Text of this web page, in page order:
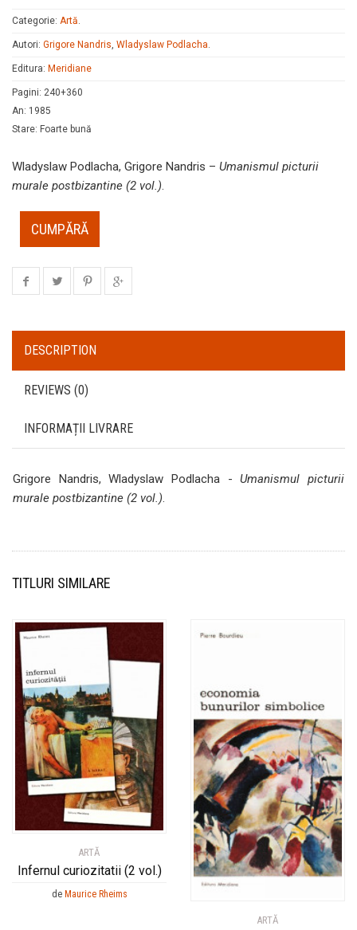
Categorie: Artă.
Autori: Grigore Nandris, Wladyslaw Podlacha.
Editura: Meridiane
Pagini: 240+360
An: 1985
Stare: Foarte bună
Wladyslaw Podlacha, Grigore Nandris – Umanismul picturii
murale postbizantine (2 vol.).
CUMPĂRĂ
DESCRIPTION
REVIEWS (0)
INFORMAȚII LIVRARE
Grigore Nandris, Wladyslaw Podlacha -Umanismul picturii
murale postbizantine (2 vol.).
TITLURI SIMILARE
ARTĂ
Infernul curiozitatii (2 vol.)
de Maurice Rheims
ARTĂ